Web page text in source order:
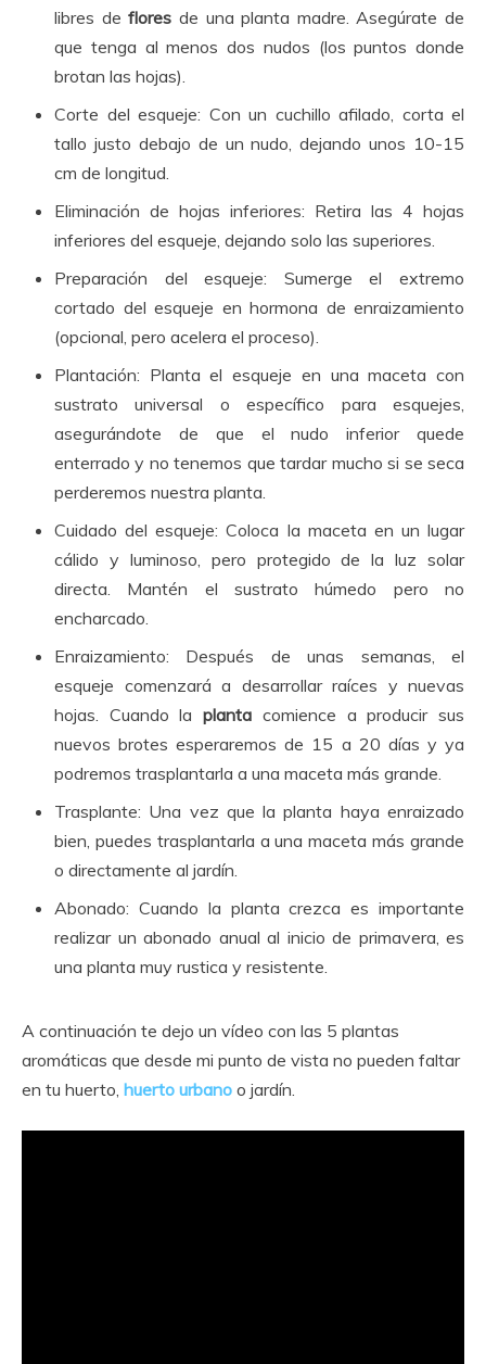
libres deflores de una planta madre. Asegúrate de
que tenga al menos dos nudos (los puntos donde
brotan las hojas).
Corte del esqueje: Con un cuchillo afilado, corta el
tallo justo debajo de un nudo, dejando unos 10-15
cm de longitud.
Eliminación de hojas inferiores: Retira las 4 hojas
inferiores del esqueje, dejando solo las superiores.
Preparación del esqueje: Sumerge el extremo
cortado del esqueje en hormona de enraizamiento
(opcional, pero acelera el proceso).
Plantación: Planta el esqueje en una maceta con
sustrato universal o específico para esquejes,
asegurándote de que el nudo inferior quede
enterrado y no tenemos que tardar mucho si se seca
perderemos nuestra planta.
Cuidado del esqueje: Coloca la maceta en un lugar
cálido y luminoso, pero protegido de la luz solar
directa. Mantén el sustrato húmedo pero no
encharcado.
Enraizamiento: Después de unas semanas, el
esqueje comenzará a desarrollar raíces y nuevas
hojas. Cuando laplanta comience a producir sus
nuevos brotes esperaremos de 15 a 20 días y ya
podremos trasplantarla a una maceta más grande.
Trasplante: Una vez que la planta haya enraizado
bien, puedes trasplantarla a una maceta más grande
o directamente al jardín.
Abonado: Cuando la planta crezca es importante
realizar un abonado anual al inicio de primavera, es
una planta muy rustica y resistente.
A continuación te dejo un vídeo con las 5 plantas
aromáticas que desde mi punto de vista no pueden faltar
en tu huerto, huerto urbano o jardín.